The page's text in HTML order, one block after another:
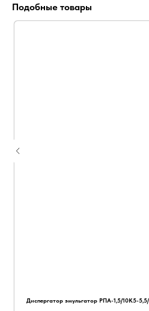
Подобные товары
Диспергатор эмульгатор РПА-1,5/10К5-